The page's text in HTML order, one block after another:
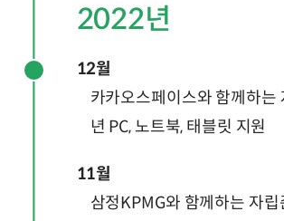
2022년
12월
카카오스페이스와 함께하는
년 PC, 노트북, 태블릿 지원
11월
삼정KPMG와 함께하는 자립